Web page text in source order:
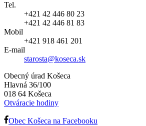
Tel.
+421 42 446 80 23
+421 42 446 81 83
Mobil
+421 918 461 201
E-mail
starosta@koseca.sk
Obecný úrad Košeca
Hlavná 36/100
018 64 Košeca
Otváracie hodiny
Obec Košeca na Facebooku